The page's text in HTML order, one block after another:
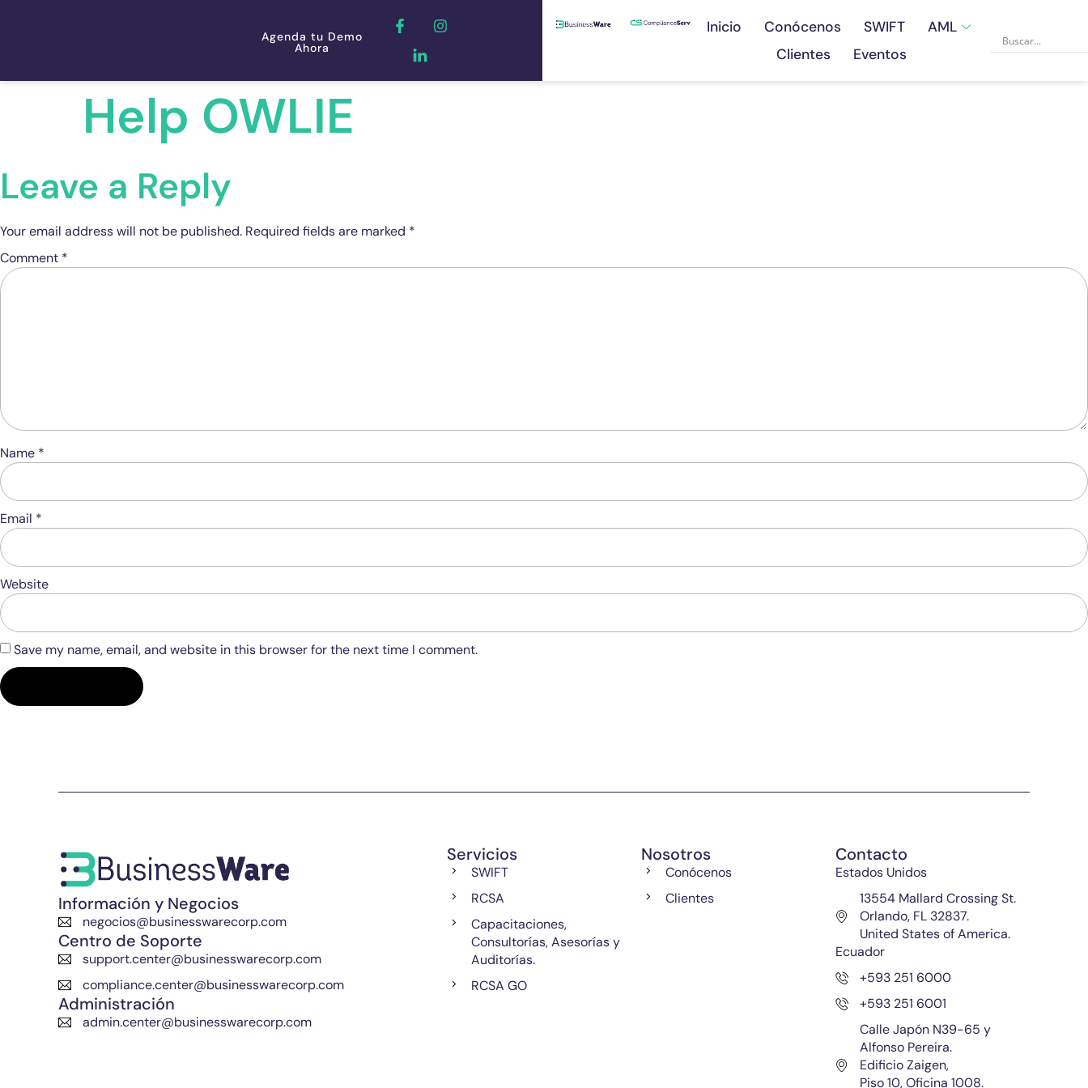
Agenda tu Demo
Ahora
Inicio Conócenos SWIFT
AML
Clientes
Eventos
Help OWLIE
Leave a Reply
Your email address will not be published. Required fields are marked *
Comment *
Name *
Email *
Website
Save my name, email, and website in this browser for the next time I comment.
Información y Negocios
negocios@businesswarecorp.com
Centro de Soporte
support.center@businesswarecorp.com
compliance.center@businesswarecorp.com
Administración
admin.center@businesswarecorp.com
Servicios
SWIFT
RCSA
Capacitaciones,
Consultorías, Asesorías y
Auditorías.
RCSA GO
Nosotros
Conócenos
Clientes
Contacto
Estados Unidos
13554 Mallard Crossing St.
Orlando, FL 32837.
United States of America.
Ecuador
+593 251 6000
+593 251 6001
Calle Japón N39-65 y
Alfonso Pereira.
Edificio Zaigen,
Piso 10, Oficina 1008.